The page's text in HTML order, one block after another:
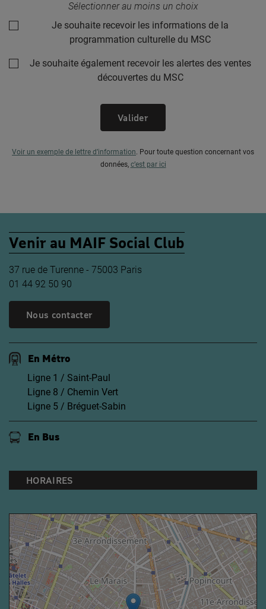
Sélectionner au moins un choix
Je souhaite recevoir les informations de la
programmation culturelle du MSC
Je souhaite également recevoir les alertes des ventes
découvertes du MSC
Valider
Voir un exemple de lettre d’information. Pour toute question concernant vos
données, c’est par ici
Venir au MAIF Social Club
37 rue de Turenne - 75003 Paris
01 44 92 50 90
Nous contacter
En Métro
Ligne 1 / Saint-Paul
Ligne 8 / Chemin Vert
Ligne 5 / Bréguet-Sabin
En Bus
HORAIRES